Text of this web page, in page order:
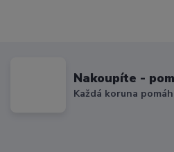
Nakoupíte -
Každá koruna